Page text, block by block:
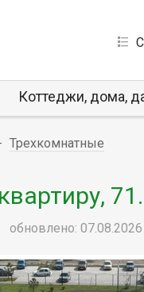
Коттеджи, дома,
Трехкомнатные
обновлено: 07.08.2026